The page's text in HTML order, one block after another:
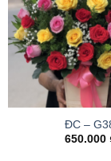
ĐC –
650.000